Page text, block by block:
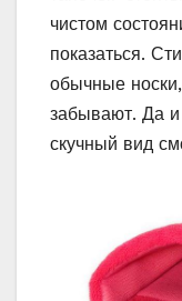
чистом
показаться.
обычные
забывают. Да
скучный вид